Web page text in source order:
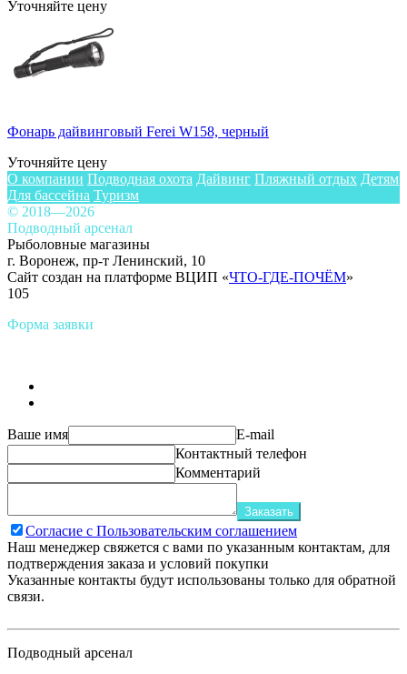
Уточняйте цену
Фонарь дайвинговый Ferei W158, черный
Уточняйте цену
О компании Подводная охота Дайвинг Пляжный отдых Детям
Для бассейна Туризм
© 2018—2026
Подводный арсенал
Рыболовные магазины
г. Воронеж, пр-т Ленинский, 10
Сайт создан на платформе ВЦИП «ЧТО-ГДЕ-ПОЧЁМ»
105
Форма заявки
Ваше имя
E-mail
Контактный телефон
Комментарий
Заказать
Согласие с Пользовательским соглашением
Наш менеджер свяжется с вами по указанным контактам, для
подтверждения заказа и условий покупки
Указанные контакты будут использованы только для обратной
связи.
Подводный арсенал